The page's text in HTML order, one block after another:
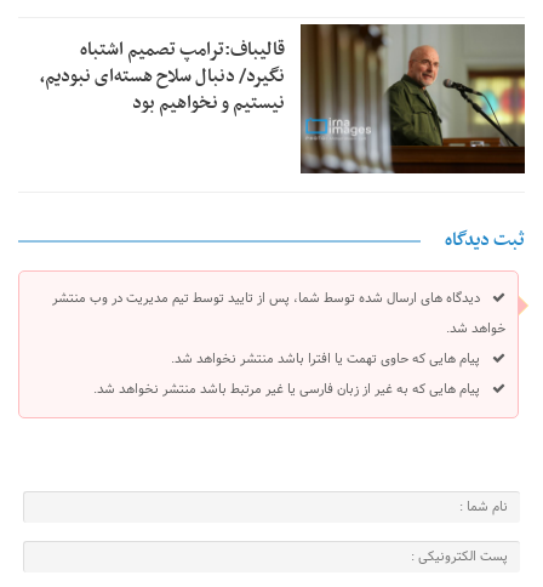
قالیباف:ترامپ تصمیم اشتباه
نگیرد/ دنبال سلاح هسته‌ای نبودیم،
نیستیم و نخواهیم بود
ثبت دیدگاه
دیدگاه های ارسال شده توسط شما، پس از تایید توسط تیم مدیریت در وب منتشر
خواهد شد.
پیام هایی که حاوی تهمت یا افترا باشد منتشر نخواهد شد.
پیام هایی که به غیر از زبان فارسی یا غیر مرتبط باشد منتشر نخواهد شد.